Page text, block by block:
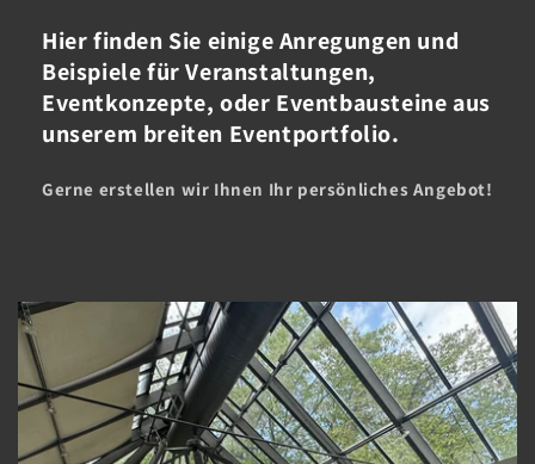
Hier finden Sie einige Anregungen und
Beispiele für Veranstaltungen,
Eventkonzepte, oder Eventbausteine aus
unserem breiten Eventportfolio.
Gerne erstellen wir Ihnen Ihr persönliches Angebot!